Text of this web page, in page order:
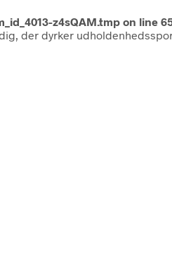
z4sQAM.tmp on line
der dyrker